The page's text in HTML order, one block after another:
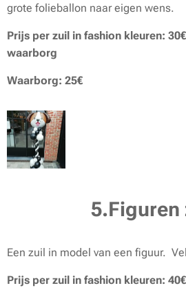
grote folieballon naar eigen wens.
Prijs per zuil in fashion kleuren:
waarborg
Waarborg: 25€
5.Figuren
Een zuil in model van een figuur.
Prijs per zuil in fashion kleuren: